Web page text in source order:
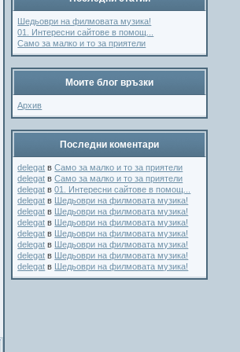
Шедьоври на филмовата музика!
01. Интересни сайтове в помощ...
Само за малко и то за приятели
Моите блог връзки
Архив
Последни коментари
delegat вСамо за малко и то за приятели
delegat вСамо за малко и то за приятели
delegat в01. Интересни сайтове в помощ...
delegat в Шедьоври на филмовата музика!
delegat в Шедьоври на филмовата музика!
delegat в Шедьоври на филмовата музика!
delegat в Шедьоври на филмовата музика!
delegat в Шедьоври на филмовата музика!
delegat в Шедьоври на филмовата музика!
delegat в Шедьоври на филмовата музика!